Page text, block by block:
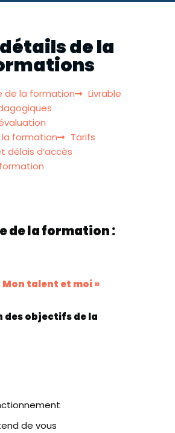
de la
de la formation
Livrable
formation
Tarifs
délais d’accès
de la formation :
Mon talent et moi »
des objectifs de la
de vous